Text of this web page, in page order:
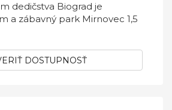
dedičstva Biograd je
a zábavný park Mirnovec 1,5
DOSTUPNOSŤ